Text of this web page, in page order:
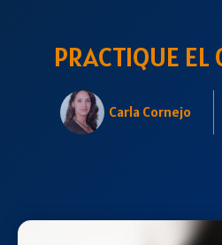
PRACTIQUE EL
Carla Cornejo